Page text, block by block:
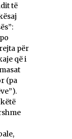
të
për
që i
(pa